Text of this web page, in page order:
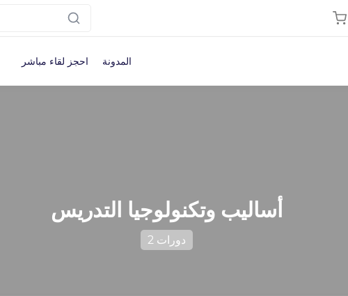
احجز لقاء مباشر المدونة
أساليب وتكنولوجيا التدريس
2 دورات